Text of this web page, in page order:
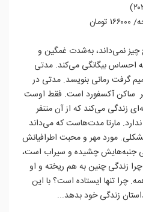
چیز نمی‌داند، به‌شدت غمگین و
احساس بیگانگی می‌کند. مدتی
گرفت رمانی بنویسد. مدتی در
ساکن آکسفورد است. فقط اوست
زندگی می‌کند که از آن متنفر
مارتا مدت‌هاست که می‌داند
مورد مهر و‌ محبت اطرافیانش
جنبه‌هایش چشیده و‌ سیراب است،
زندگی چنین به هم ریخته و او‌
چرا تنها ایستاده است؟ با این
زندگی خود بدهد...